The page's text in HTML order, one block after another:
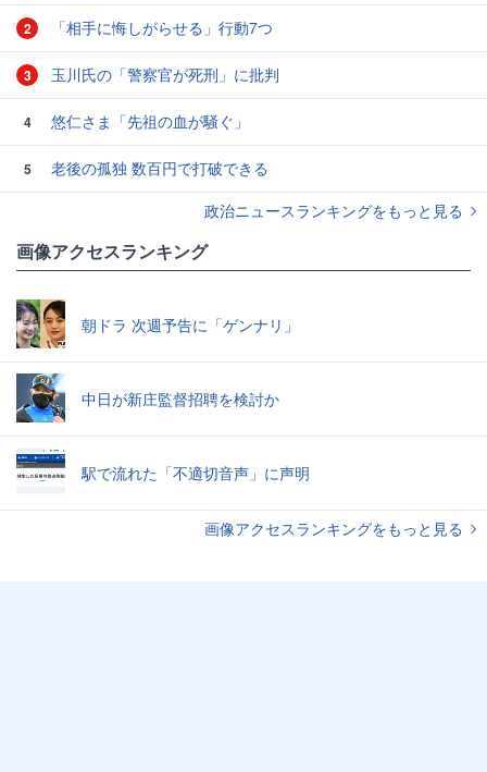
2 「相手に悔しがらせる」行動7つ
3 玉川氏の「警察官が死刑」に批判
4 悠仁さま「先祖の血が騒ぐ」
5
老後の孤独 数百円で打破できる
政治ニュースランキングをもっと見る
画像アクセスランキング
朝ドラ 次週予告に「ゲンナリ」
中日が新庄監督招聘を検討か
駅で流れた「不適切音声」に声明
画像アクセスランキングをもっと見る